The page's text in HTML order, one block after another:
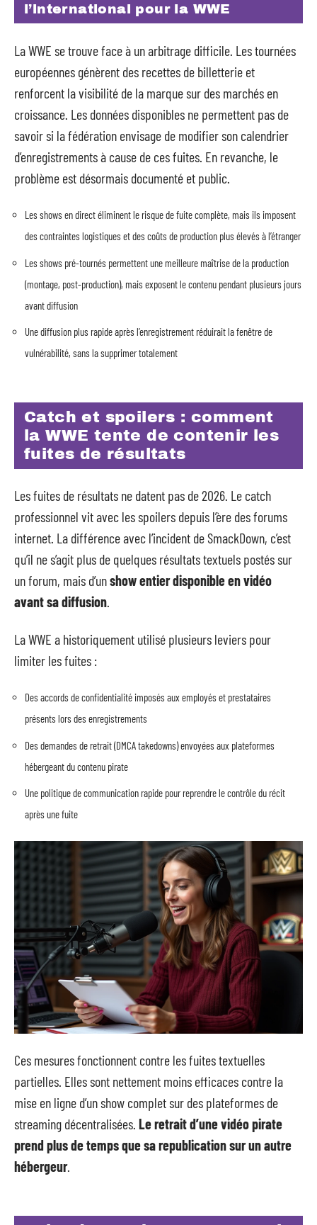
l’international pour la WWE
La WWE se trouve face à un arbitrage difficile. Les tournées
européennes génèrent des recettes de billetterie et
renforcent la visibilité de la marque sur des marchés en
croissance. Les données disponibles ne permettent pas de
savoir si la fédération envisage de modifier son calendrier
d’enregistrements à cause de ces fuites. En revanche, le
problème est désormais documenté et public.
Les shows en direct éliminent le risque de fuite complète, mais ils imposent
des contraintes logistiques et des coûts de production plus élevés à l’étranger
Les shows pré-tournés permettent une meilleure maîtrise de la production
(montage, post-production), mais exposent le contenu pendant plusieurs jours
avant diffusion
Une diffusion plus rapide après l’enregistrement réduirait la fenêtre de
vulnérabilité, sans la supprimer totalement
Catch et spoilers : comment
la WWE tente de contenir les
fuites de résultats
Les fuites de résultats ne datent pas de 2026. Le catch
professionnel vit avec les spoilers depuis l’ère des forums
internet. La différence avec l’incident de SmackDown, c’est
qu’il ne s’agit plus de quelques résultats textuels postés sur
un forum, mais d’unshow entier disponible en vidéo
avant sa diffusion.
La WWE a historiquement utilisé plusieurs leviers pour
limiter les fuites :
Des accords de confidentialité imposés aux employés et prestataires
présents lors des enregistrements
Des demandes de retrait (DMCA takedowns) envoyées aux plateformes
hébergeant du contenu pirate
Une politique de communication rapide pour reprendre le contrôle du récit
après une fuite
Ces mesures fonctionnent contre les fuites textuelles
partielles. Elles sont nettement moins efficaces contre la
mise en ligne d’un show complet sur des plateformes de
streaming décentralisées. Le retrait d’une vidéo pirate
prend plus de temps que sa republication sur un autre
hébergeur.